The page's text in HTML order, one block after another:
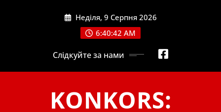
Неділя, 9 Серпня 2026
6:40:44 AM
Слідкуйте за нами
KONKORS: